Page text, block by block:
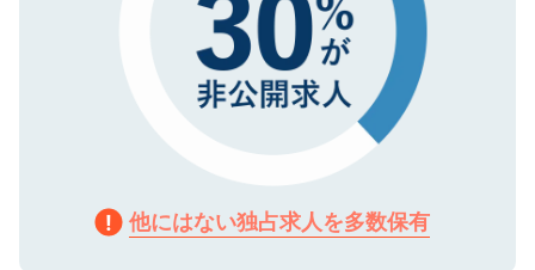
他にはない独占求人を多数保有